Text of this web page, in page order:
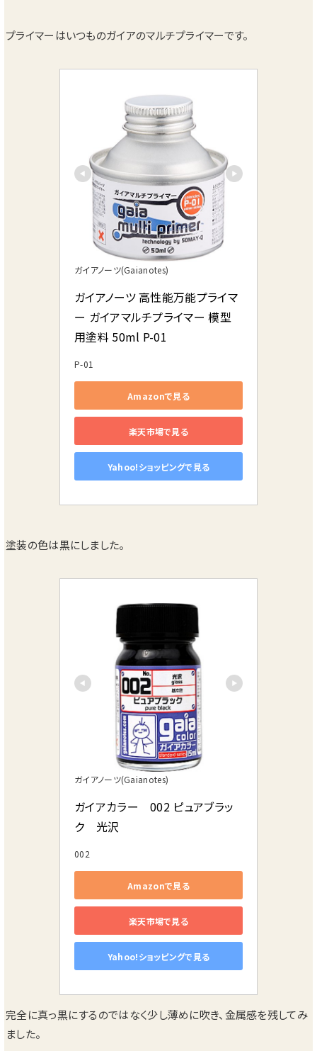
プライマーはいつものガイアのマルチプライマーです。
ガイアノーツ(Gaianotes)
ガイアノーツ 高性能万能プライマ
ー ガイアマルチプライマー 模型
用塗料 50ml P-01
P-01
Amazonで見る
楽天市場で見る
Yahoo!ショッピングで見る
塗装の色は黒にしました。
ガイアノーツ(Gaianotes)
ガイアカラー　002 ピュアブラッ
ク　光沢
002
Amazonで見る
楽天市場で見る
Yahoo!ショッピングで見る
完全に真っ黒にするのではなく少し薄めに吹き、金属感を残してみ
ました。